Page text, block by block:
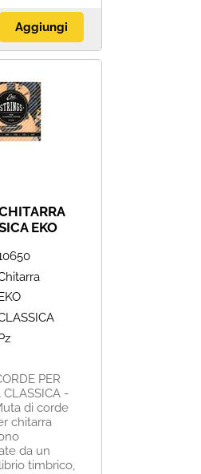
EKO
EKO
Pz
PER
CLASSICA -
di corde
chitarra
da un
timbrico,